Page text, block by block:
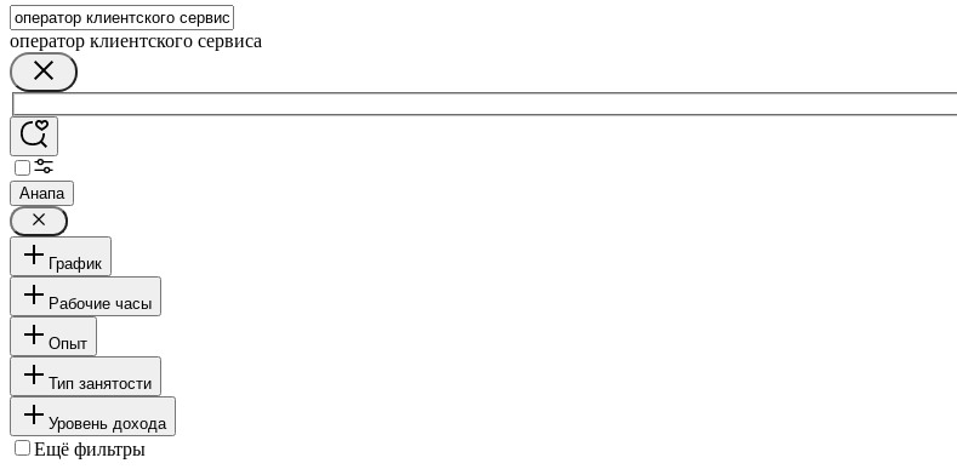
оператор клиентского сервиса
Анапа
График
Рабочие часы
Опыт
Тип занятости
Уровень дохода
Ещё фильтры